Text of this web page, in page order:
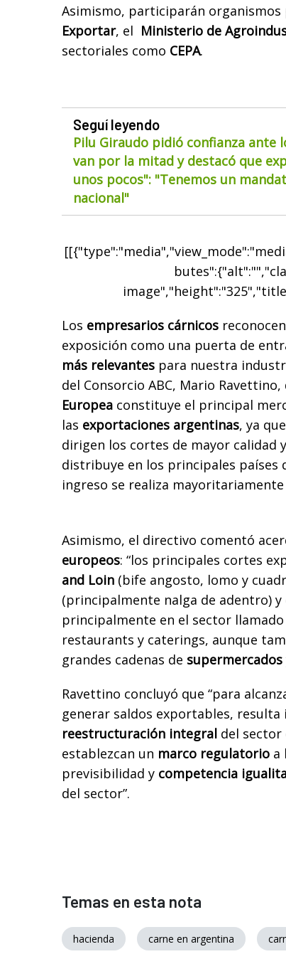
Asimismo, participarán organismos
Exportar, el Ministerio de
sectoriales como CEPA.
Seguí leyendo
Pilu Giraudo pidió confianza ante
van por la mitad y destacó que
unos pocos": "Tenemos un
nacional"
Los empresarios cárnicos
exposición como una puerta de
más relevantes para nuestra
del Consorcio ABC, Mario Ravettino,
Europea constituye el principal
las exportaciones argentinas, ya
dirigen los cortes de mayor calidad
distribuye en los principales países
ingreso se realiza
Asimismo, el directivo comentó
europeos: “los principales cortes
and Loin (bife angosto, lomo y
(principalmente nalga de adentro)
principalmente en el sector llamado
restaurants y caterings, aunque
grandes cadenas de supermercados
Ravettino concluyó que “para
generar saldos exportables, resulta
reestructuración integral del sector
establezcan un marco regulatorio a
previsibilidad y competencia
del sector”.
Temas en esta nota
hacienda carne en argentina